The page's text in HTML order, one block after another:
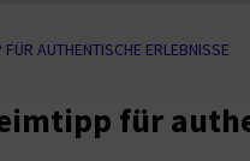
AUTHENTISCHE ERLEBNISSE
für